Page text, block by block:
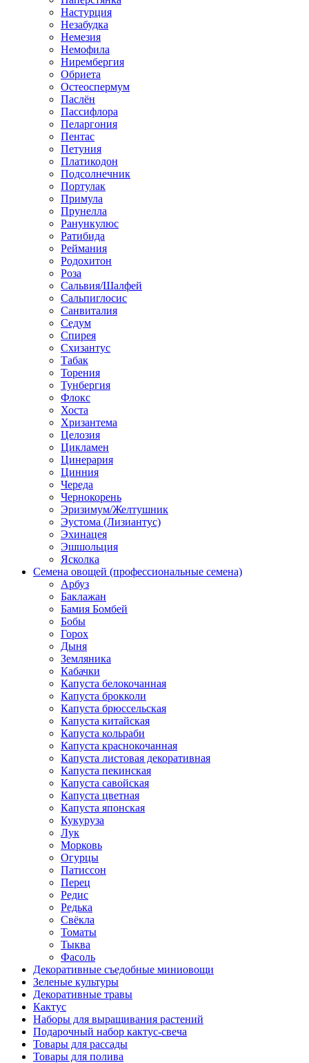
Настурция
Незабудка
Немезия
Немофила
Нирембергия
Обриета
Остеоспермум
Паслён
Пассифлора
Пеларгония
Пентас
Петуния
Платикодон
Подсолнечник
Портулак
Примула
Прунелла
Ранункулюс
Ратибида
Реймания
Родохитон
Роза
Сальвия/Шалфей
Сальпиглосис
Санвиталия
Седум
Спирея
Схизантус
Табак
Торения
Тунбергия
Флокс
Хоста
Хризантема
Целозия
Цикламен
Цинерария
Цинния
Череда
Чернокорень
Эризимум/Желтушник
Эустома (Лизиантус)
Эхинацея
Эшшольция
Ясколка
Семена овощей (профессиональные семена)
Арбуз
Баклажан
Бамия Бомбей
Бобы
Горох
Дыня
Земляника
Кабачки
Капуста белокочанная
Капуста брокколи
Капуста брюссельская
Капуста китайская
Капуста кольраби
Капуста краснокочанная
Капуста листовая декоративная
Капуста пекинская
Капуста савойская
Капуста цветная
Капуста японская
Кукуруза
Лук
Морковь
Огурцы
Патиссон
Перец
Редис
Редька
Свёкла
Томаты
Тыква
Фасоль
Декоративные съедобные миниовощи
Зеленые культуры
Декоративные травы
Кактус
Наборы для выращивания растений
Подарочный набор кактус-свеча
Товары для рассады
Товары для полива